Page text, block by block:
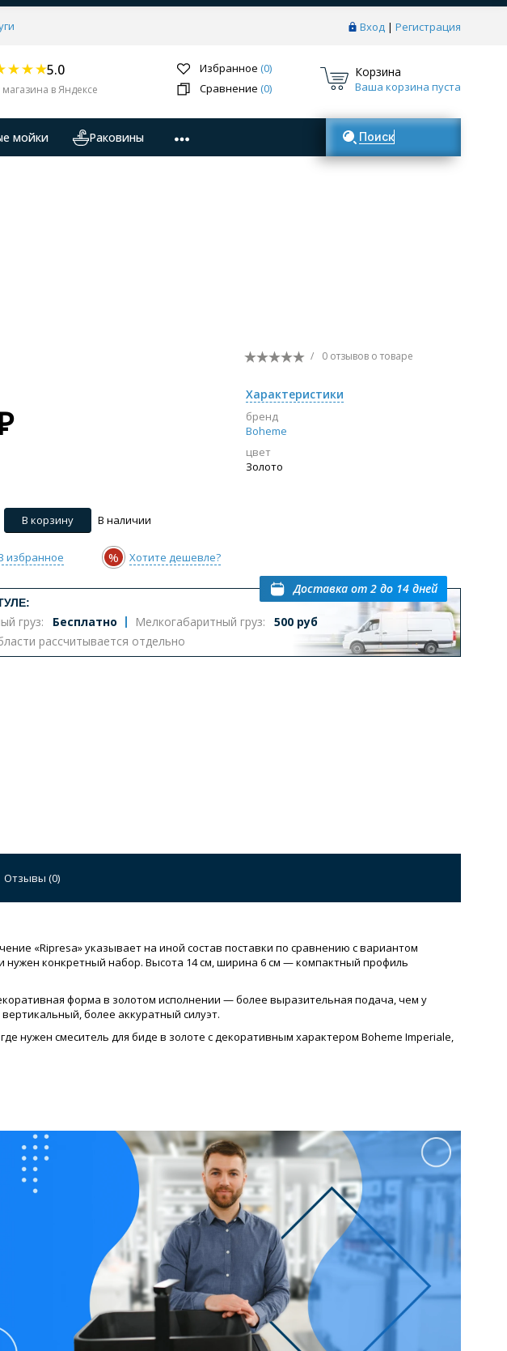
Вход | Регистрация
5.0
магазина в Яндексе
Избранное (0)
Сравнение (0)
Корзина
Ваша корзина пуста
мойки Раковины Поиск товаров
/ 0 отзывов о товаре
Характеристики
бренд
Boheme
цвет
Золото
В корзину В наличии
избранное % Хотите дешевле?
груз: Бесплатно Мелкогабаритный груз:
500 руб
рассчитывается отдельно
Доставка от 2 до 14 дней
Отзывы (0)
«Ripresa» указывает на иной состав поставки по сравнению с вариантом
нужен конкретный набор. Высота 14 см, ширина 6 см — компактный профиль
форма в золотом исполнении — более выразительная подача, чем у
более аккуратный силуэт.
нужен смеситель для биде в золоте с декоративным характером Boheme Imperiale,